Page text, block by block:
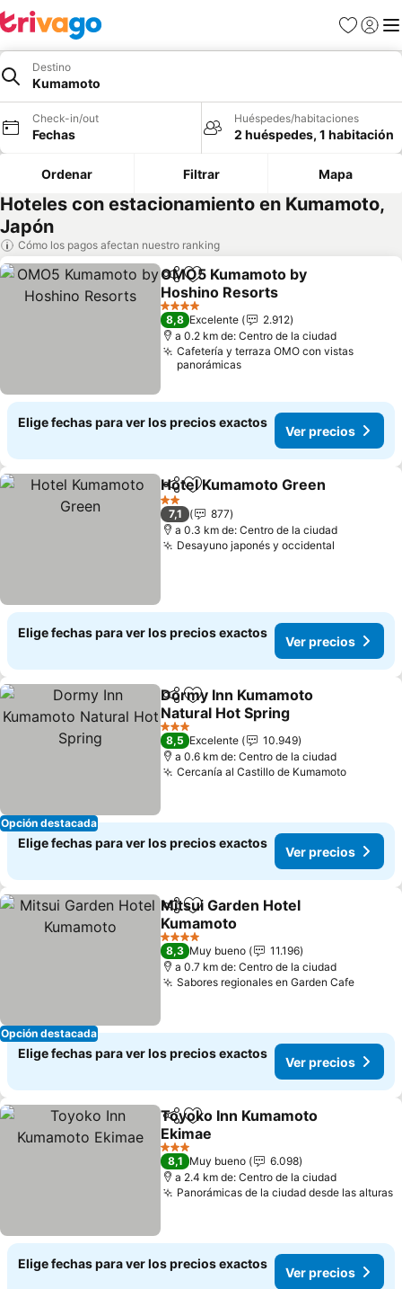
Favoritos
Iniciar
Destino
Kumamoto
Check-in/out
Fechas
Huéspedes/habitaciones
2 huéspedes, 1 habitación
Ordenar Filtrar Mapa
Hoteles con estacionamiento en Kumamoto,
Japón
Cómo los pagos afectan nuestro ranking
CompartirAgregar a favoritos
OMO5 Kumamoto by
Hoshino Resorts
4 Estrellas
8,8 Excelente
2.912
a 0.2 km de: Centro de la ciudad
Cafetería y terraza OMO con vistas
panorámicas
Elige fechas para ver los precios exactos
Ver precios
CompartirAgregar a favoritos
Hotel Kumamoto Green
2 Estrellas
7,1
877
a 0.3 km de: Centro de la ciudad
Desayuno japonés y occidental
Elige fechas para ver los precios exactos
Ver precios
Opción destacada
CompartirAgregar a favoritos
Dormy Inn Kumamoto
Natural Hot Spring
3 Estrellas
8,5 Excelente
10.949
a 0.6 km de: Centro de la ciudad
Cercanía al Castillo de Kumamoto
Elige fechas para ver los precios exactos
Ver precios
Opción destacada
CompartirAgregar a favoritos
Mitsui Garden Hotel
Kumamoto
4 Estrellas
8,3 Muy bueno
11.196
a 0.7 km de: Centro de la ciudad
Sabores regionales en Garden Cafe
Elige fechas para ver los precios exactos
Ver precios
Compartir
Agregar a favoritos
Toyoko Inn Kumamoto
Ekimae
3 Estrellas
8,1 Muy bueno
6.098
a 2.4 km de: Centro de la ciudad
Panorámicas de la ciudad desde las alturas
Elige fechas para ver los precios exactos
Ver precios